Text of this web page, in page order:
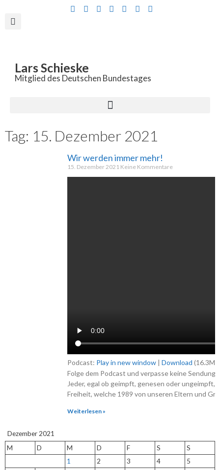
Lars Schieske
Mitglied des Deutschen Bundestages
Tag: 15. Dezember 2021
Wir werden immer mehr!
15. Dezember 2021 Keine Kommentare
Podcast: Play in new window | Download
Folge dem Podcast und verpasse keine Sendung
Jeder, egal ob geimpft, genesen oder
Freiheit, welche 1989 von unseren Eltern und
Weiterlesen »
Dezember 2021
M
D M D F S
S
1
2 3 4
5